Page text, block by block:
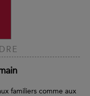
familiers comme aux